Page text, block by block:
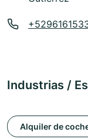
Industrias /
Alquiler de